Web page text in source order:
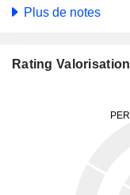
Plus de notes
Rating Valorisation